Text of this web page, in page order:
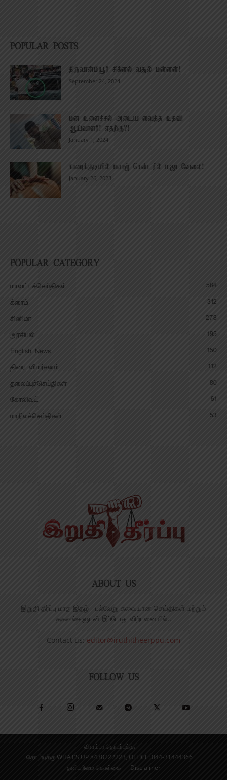
POPULAR POSTS
திருவான்மியூர் சிக்னல் வசூல் மன்னன்!
September 24, 2024
மன உளைச்சல் அடைய வைத்த உதவி
ஆய்வாளர்! எதற்கு?!
January 1, 2024
காரைக்குடியில் மசாஜ் சென்டரில் மஜா வேலை!
January 26, 2023
POPULAR CATEGORY
மாவட்டச்செய்திகள்
584
க்ரைம்
312
சினிமா
278
அரசியல்
195
English News
150
திரை விமர்சனம்
112
தலைப்புச்செய்திகள்
80
கோலிவுட்
61
மாநிலச்செய்திகள்
53
ABOUT US
இறுதி தீர்ப்பு மாத இதழ் - பல்வேறு சுவையான செய்திகள் மற்றும்
தகவல்களுடன் இப்போது விற்பனையில்..
Contact us: editor@iruthitheerppu.com
FOLLOW US
விளம்பர தொடர்புக்கு
தொடர்புக்கு WHAT’S UP 8438222223, OFFICE: 044-31444366
தனியுரிமை கொள்கை
Disclaimer